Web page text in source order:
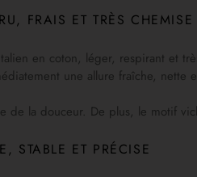
FRAIS ET TRÈS CHEMISE
en coton, léger, respirant et
une allure fraîche,
de la douceur. De plus, le motif
STABLE ET PRÉCISE